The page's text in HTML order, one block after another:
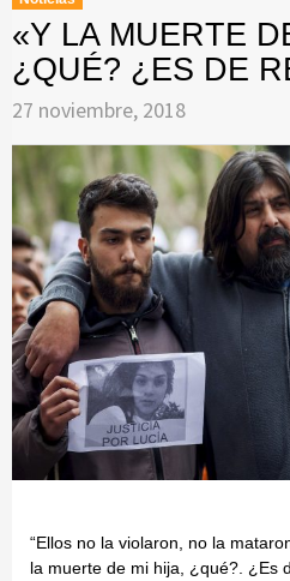
«Y LA MUERTE
¿QUÉ? ¿ES DE
27 noviembre, 2018
“Ellos no la violaron, no la
la muerte de mi hija, ¿qué?. ¿Es